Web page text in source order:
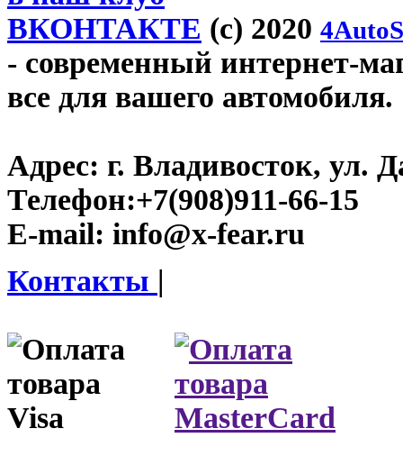
ВКОНТАКТЕ (c) 2020
- современный интернет-
все для вашего автомобиля.
Адрес: г. Владивосток, ул.
Телефон:+7(908)911-66-15
E-mail: info@x-fear.ru
Контакты |